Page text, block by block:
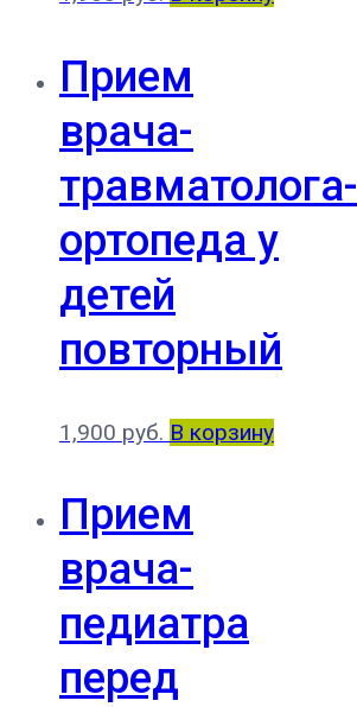
Прием
врача-
травматолога-
ортопеда у
детей
повторный
1,900 руб. В корзину
Прием
врача-
педиатра
перед